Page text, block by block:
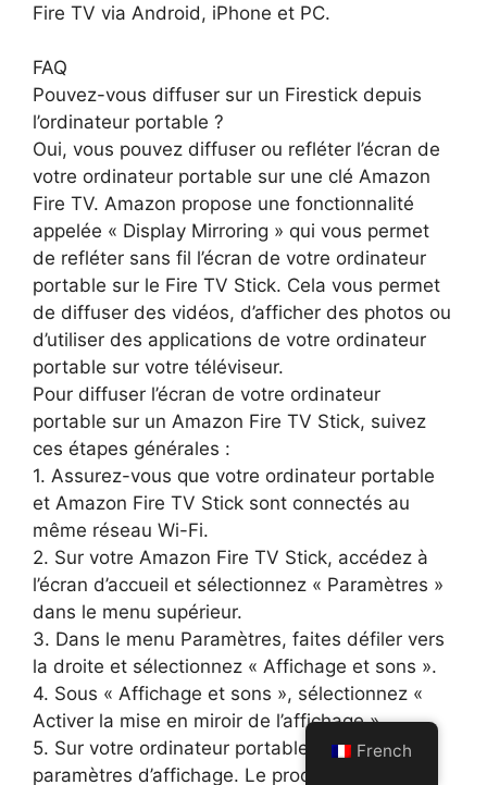
Fire TV via Android, iPhone et PC.
FAQ
Pouvez-vous diffuser sur un Firestick depuis
l’ordinateur portable ?
Oui, vous pouvez diffuser ou refléter l’écran de
votre ordinateur portable sur une clé Amazon
Fire TV. Amazon propose une fonctionnalité
appelée « Display Mirroring » qui vous permet
de refléter sans fil l’écran de votre ordinateur
portable sur le Fire TV Stick. Cela vous permet
de diffuser des vidéos, d’afficher des photos ou
d’utiliser des applications de votre ordinateur
portable sur votre téléviseur.
Pour diffuser l’écran de votre ordinateur
portable sur un Amazon Fire TV Stick, suivez
ces étapes générales :
1. Assurez-vous que votre ordinateur portable
et Amazon Fire TV Stick sont connectés au
même réseau Wi-Fi.
2. Sur votre Amazon Fire TV Stick, accédez à
l’écran d’accueil et sélectionnez « Paramètres »
dans le menu supérieur.
3. Dans le menu Paramètres, faites défiler vers
la droite et sélectionnez « Affichage et sons ».
4. Sous « Affichage et sons », sélectionnez «
Activer la mise en miroir de l’affichage ».
5. Sur votre ordinateur portable, ouvrez les
paramètres d’affichage. Le processus pour ce
French